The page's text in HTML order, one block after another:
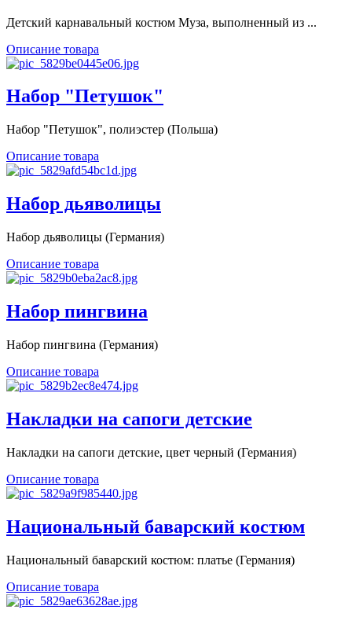
Детский карнавальный костюм Муза, выполненный из ...
Описание товара
Набор "Петушок"
Набор "Петушок", полиэстер (Польша)
Описание товара
Набор дьяволицы
Набор дьяволицы (Германия)
Описание товара
Набор пингвина
Набор пингвина (Германия)
Описание товара
Накладки на сапоги детские
Накладки на сапоги детские, цвет черный (Германия)
Описание товара
Национальный баварский костюм
Национальный баварский костюм: платье (Германия)
Описание товара